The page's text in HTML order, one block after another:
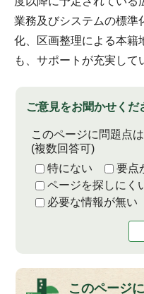
業務及びシステムの標準
化、区画整理による本籍
も、サポートが充実して
ご意見をお聞かせくだ
このページに問題点
(複数回答可)
特にない
要点
ページを探しにく
必要な情報が無い
このページ